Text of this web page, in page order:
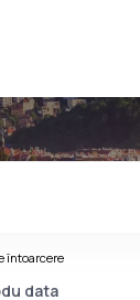
întoarcere